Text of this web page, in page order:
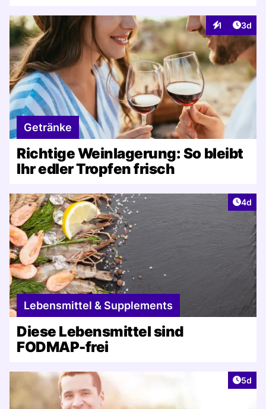
1
Interaktionen
3d
Getränke
Richtige Weinlagerung: So bleibt
Ihr edler Tropfen frisch
4d
Lebensmittel & Supplements
Diese Lebensmittel sind
FODMAP-frei
5d